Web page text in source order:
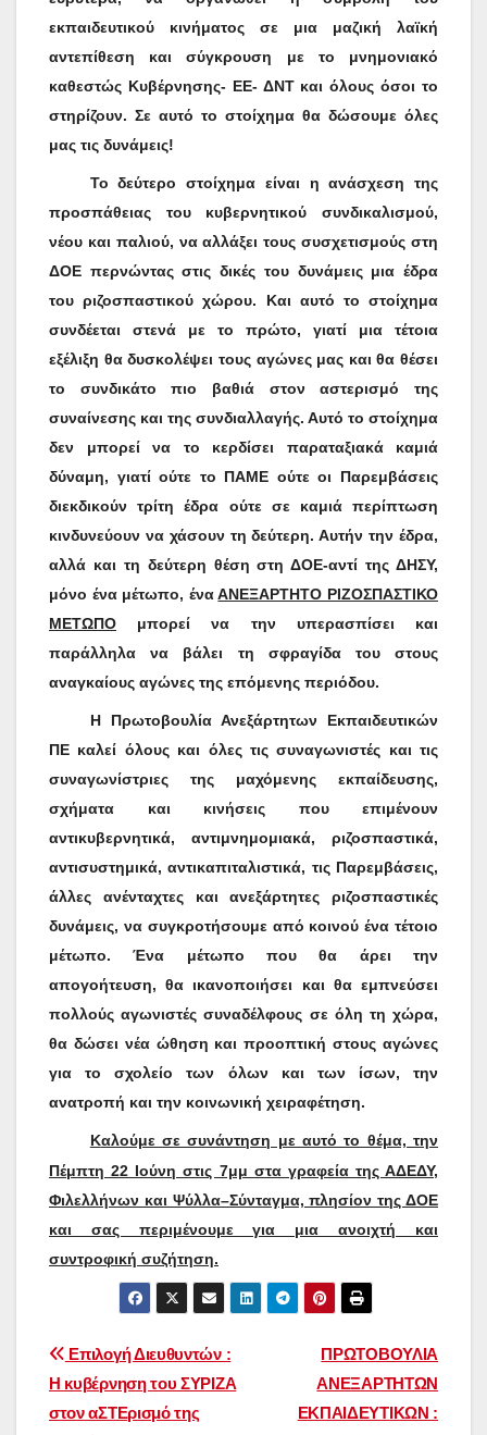
εκπαιδευτικού κινήματος σε μια μαζική λαϊκή
αντεπίθεση και σύγκρουση με το μνημονιακό
καθεστώς Κυβέρνησης- ΕΕ- ΔΝΤ και όλους όσοι το
στηρίζουν. Σε αυτό το στοίχημα θα δώσουμε όλες
μας τις δυνάμεις!
Το δεύτερο στοίχημα είναι η ανάσχεση της
προσπάθειας του κυβερνητικού συνδικαλισμού,
νέου και παλιού, να αλλάξει τους συσχετισμούς στη
ΔΟΕ περνώντας στις δικές του δυνάμεις μια έδρα
του ριζοσπαστικού χώρου. Και αυτό το στοίχημα
συνδέεται στενά με το πρώτο, γιατί μια τέτοια
εξέλιξη θα δυσκολέψει τους αγώνες μας και θα θέσει
το συνδικάτο πιο βαθιά στον αστερισμό της
συναίνεσης και της συνδιαλλαγής. Αυτό το στοίχημα
δεν μπορεί να το κερδίσει παραταξιακά καμιά
δύναμη, γιατί ούτε το ΠΑΜΕ ούτε οι Παρεμβάσεις
διεκδικούν τρίτη έδρα ούτε σε καμιά περίπτωση
κινδυνεύουν να χάσουν τη δεύτερη. Αυτήν την έδρα,
αλλά και τη δεύτερη θέση στη ΔΟΕ-αντί της ΔΗΣΥ,
μόνο ένα μέτωπο, έναΑΝΕΞΑΡΤΗΤΟ ΡΙΖΟΣΠΑΣΤΙΚΟ
ΜΕΤΩΠΟ μπορεί να την υπερασπίσει και
παράλληλα να βάλει τη σφραγίδα του στους
αναγκαίους αγώνες της επόμενης περιόδου.
Η Πρωτοβουλία Ανεξάρτητων Εκπαιδευτικών
ΠΕ καλεί όλους και όλες τις συναγωνιστές και τις
συναγωνίστριες της μαχόμενης εκπαίδευσης,
σχήματα και κινήσεις που επιμένουν
αντικυβερνητικά, αντιμνημομιακά, ριζοσπαστικά,
αντισυστημικά, αντικαπιταλιστικά, τις Παρεμβάσεις,
άλλες ανένταχτες και ανεξάρτητες ριζοσπαστικές
δυνάμεις, να συγκροτήσουμε από κοινού ένα τέτοιο
μέτωπο. Ένα μέτωπο που θα άρει την
απογοήτευση, θα ικανοποιήσει και θα εμπνεύσει
πολλούς αγωνιστές συναδέλφους σε όλη τη χώρα,
θα δώσει νέα ώθηση και προοπτική στους αγώνες
για το σχολείο των όλων και των ίσων, την
ανατροπή και την κοινωνική χειραφέτηση.
Kαλούμε σε συνάντηση με αυτό το θέμα, την
Πέμπτη 22 Ιούνη στις 7μμ στα γραφεία της ΑΔΕΔΥ,
Φιλελλήνων και Ψύλλα–Σύνταγμα, πλησίον της ΔΟΕ
και σας περιμένουμε για μια ανοιχτή και
συντροφική συζήτηση.
Πλοήγηση
άρθρων
ΠΡΩΤΟΒΟΥΛΙΑ
ΑΝΕΞΑΡΤΗΤΩΝ
ΕΚΠΑΙΔΕΥΤΙΚΩΝ :
Επιλογή Διευθυντών :
Η κυβέρνηση του ΣΥΡΙΖΑ
στον αΣΤΕρισμό της